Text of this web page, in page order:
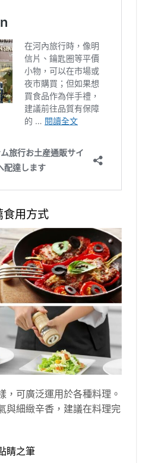
用方式
，可廣泛運用於各種料理。
與細緻辛香，建議在料理完
睛之筆